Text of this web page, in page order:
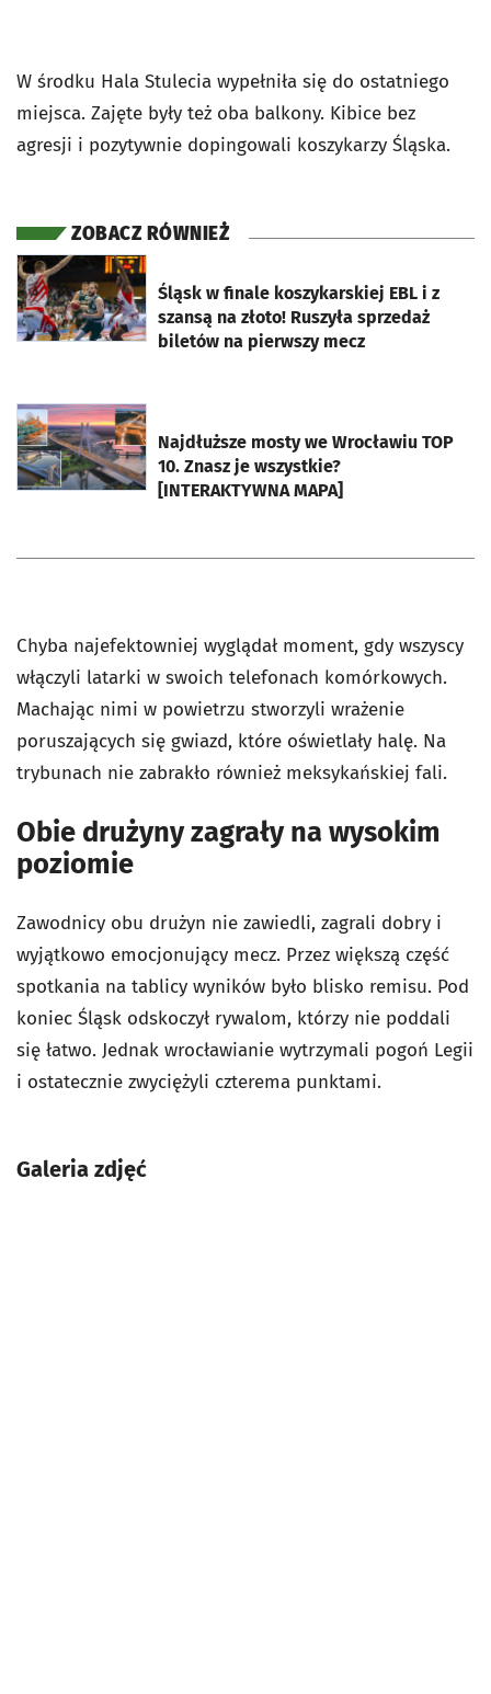
W środku Hala Stulecia wypełniła się do ostatniego
miejsca. Zajęte były też oba balkony. Kibice bez
agresji i pozytywnie dopingowali koszykarzy Śląska.
ZOBACZ RÓWNIEŻ
Śląsk w finale koszykarskiej EBL i z
szansą na złoto! Ruszyła sprzedaż
biletów na pierwszy mecz
otworzy się w nowej karcie
Najdłuższe mosty we Wrocławiu TOP
10. Znasz je wszystkie?
[INTERAKTYWNA MAPA]
otworzy się w nowej karcie
Chyba najefektowniej wyglądał moment, gdy wszyscy
włączyli latarki w swoich telefonach komórkowych.
Machając nimi w powietrzu stworzyli wrażenie
poruszających się gwiazd, które oświetlały halę. Na
trybunach nie zabrakło również meksykańskiej fali.
Obie drużyny zagrały na wysokim
poziomie
Zawodnicy obu drużyn nie zawiedli, zagrali dobry i
wyjątkowo emocjonujący mecz. Przez większą część
spotkania na tablicy wyników było blisko remisu. Pod
koniec Śląsk odskoczył rywalom, którzy nie poddali
się łatwo. Jednak wrocławianie wytrzymali pogoń Legii
i ostatecznie zwyciężyli czterema punktami.
Galeria zdjęć